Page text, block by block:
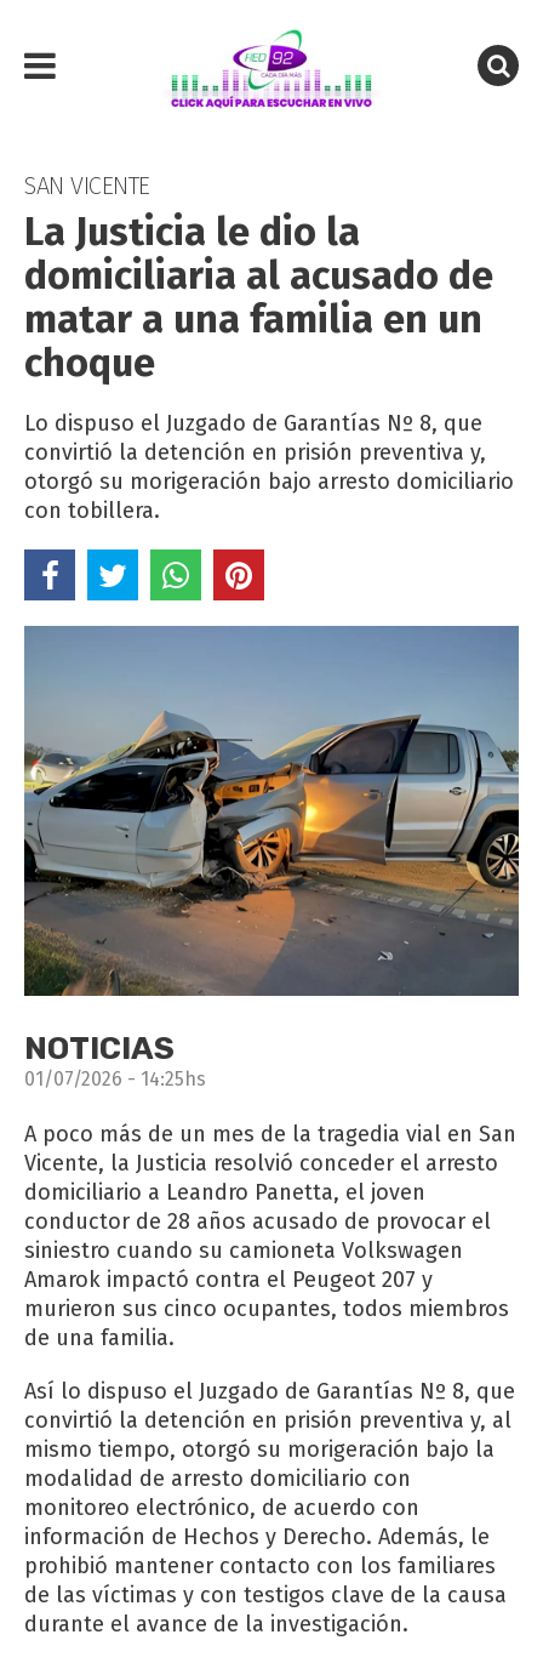
SAN VICENTE
La Justicia le dio la
domiciliaria al acusado de
matar a una familia en un
choque
Lo dispuso el Juzgado de Garantías Nº 8, que
convirtió la detención en prisión preventiva y,
otorgó su morigeración bajo arresto domiciliario
con tobillera.
NOTICIAS
01/07/2026 - 14:25hs
A poco más de un mes de la tragedia vial en San
Vicente, la Justicia resolvió conceder el arresto
domiciliario a Leandro Panetta, el joven
conductor de 28 años acusado de provocar el
siniestro cuando su camioneta Volkswagen
Amarok impactó contra el Peugeot 207 y
murieron sus cinco ocupantes, todos miembros
de una familia.
Así lo dispuso el Juzgado de Garantías Nº 8, que
convirtió la detención en prisión preventiva y, al
mismo tiempo, otorgó su morigeración bajo la
modalidad de arresto domiciliario con
monitoreo electrónico, de acuerdo con
información de Hechos y Derecho. Además, le
prohibió mantener contacto con los familiares
de las víctimas y con testigos clave de la causa
durante el avance de la investigación.